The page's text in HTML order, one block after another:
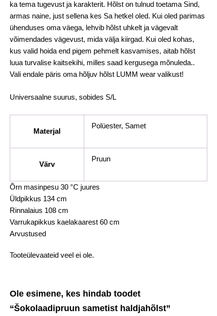
ka tema tugevust ja karakterit. Hõlst on tulnud toetama Sind,
armas naine, just sellena kes Sa hetkel oled. Kui oled parimas
ühenduses oma väega, lehvib hõlst uhkelt ja vägevalt
võimendades vägevust, mida välja kiirgad. Kui oled kohas,
kus valid hoida end pigem pehmelt kasvamises, aitab hõlst
luua turvalise kaitsekihi, milles saad kergusega mõnuleda..
Vali endale päris oma hõljuv hõlst LUMM wear valikust!
Universaalne suurus, sobides S/L
Materjal
Polüester, Samet
Värv
Pruun
Õrn masinpesu 30 °C juures
Üldpikkus 134 cm
Rinnalaius 108 cm
Varrukapikkus kaelakaarest 60 cm
Arvustused
Tooteülevaateid veel ei ole.
Ole esimene, kes hindab toodet
“Šokolaadipruun sametist haldjahõlst”